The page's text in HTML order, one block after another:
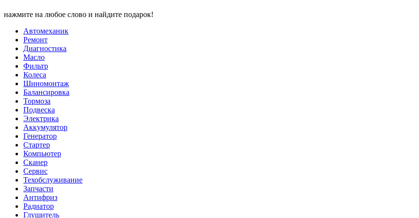
нажмите на любое слово и найдите подарок!
Автомеханик
Ремонт
Диагностика
Масло
Фильтр
Колеса
Шиномонтаж
Балансировка
Тормоза
Подвеска
Электрика
Аккумулятор
Генератор
Стартер
Компьютер
Сканер
Сервис
Техобслуживание
Запчасти
Антифриз
Радиатор
Глушитель